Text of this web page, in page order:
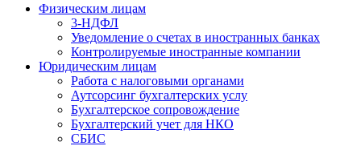
Физическим лицам
3-НДФЛ
Уведомление о счетах в иностранных банках
Контролируемые иностранные компании
Юридическим лицам
Работа с налоговыми органами
Аутсорсинг бухгалтерских услу
Бухгалтерское сопровождение
Бухгалтерский учет для НКО
СБИС